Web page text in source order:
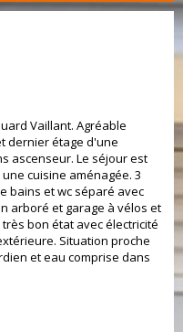
Vaillant. Agréable
dernier étage d'une
ascenseur. Le séjour est
cuisine aménagée. 3
bains et wc séparé avec
arboré et garage à vélos et
bon état avec électricité
Situation proche
et eau comprise dans